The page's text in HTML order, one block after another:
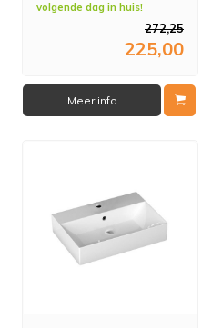
volgende dag in huis!
272,25
225,00
Meer info